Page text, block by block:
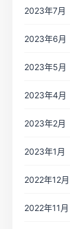
2023年7月
2023年6月
2023年5月
2023年4月
2023年2月
2023年1月
2022年12月
2022年11月